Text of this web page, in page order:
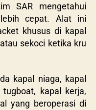
SAR mengetahui
cepat. Alat ini
khusus di kapal
sekoci ketika kru
kapal niaga, kapal
kapal kerja,
yang beroperasi di